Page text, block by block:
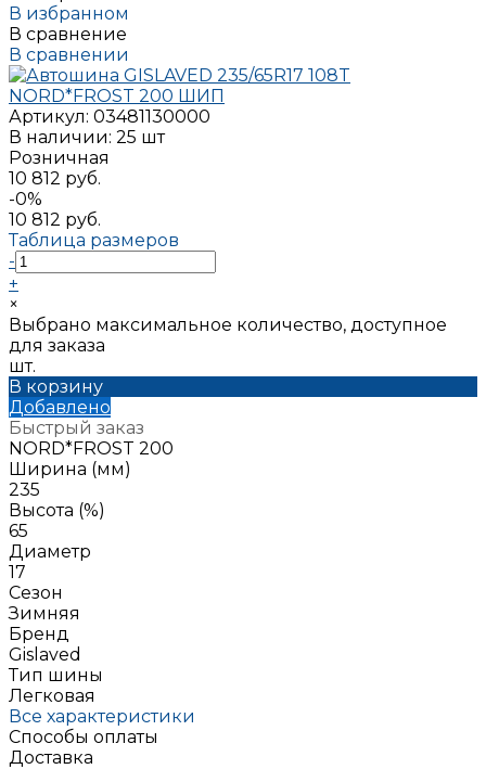
В избранном
В сравнение
В сравнении
Артикул: 03481130000
В наличии: 25 шт
Розничная
10 812 руб.
-0%
10 812 руб.
Таблица размеров
-
+
×
Выбрано максимальное количество, доступное
для заказа
шт.
В корзину
Добавлено
Быстрый заказ
NORD*FROST 200
Ширина (мм)
235
Высота (%)
65
Диаметр
17
Сезон
Зимняя
Бренд
Gislaved
Тип шины
Легковая
Все характеристики
Способы оплаты
Доставка